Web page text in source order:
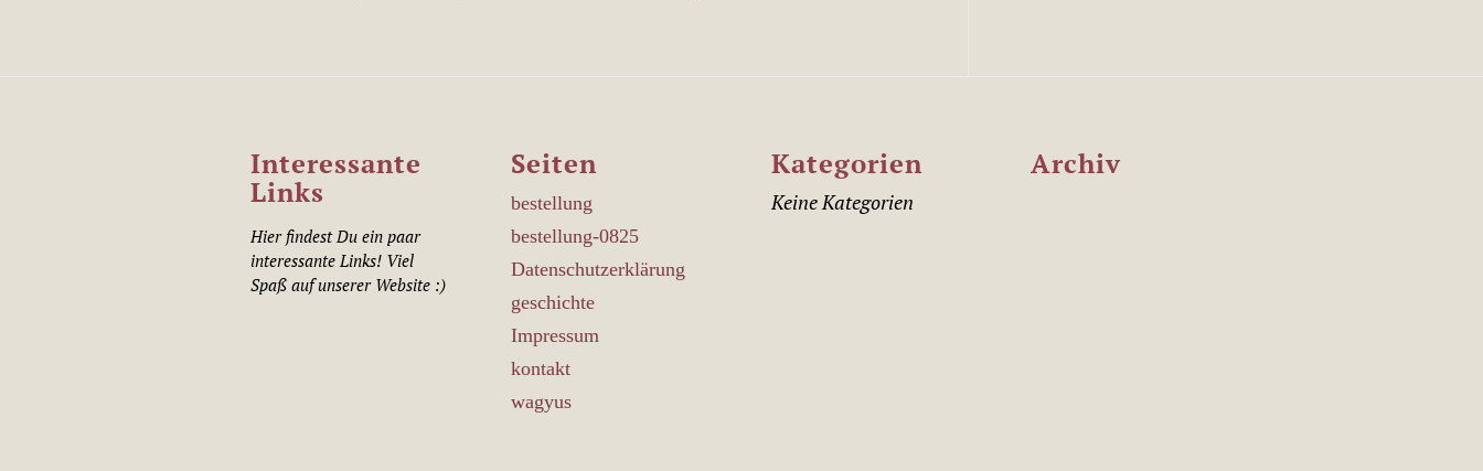
Interessante
Links
Hier findest Du ein paar
interessante Links! Viel
Spaß auf unserer Website :)
Seiten
bestellung
bestellung-0825
Datenschutzerklärung
geschichte
Impressum
kontakt
wagyus
Kategorien
Keine Kategorien
Archiv